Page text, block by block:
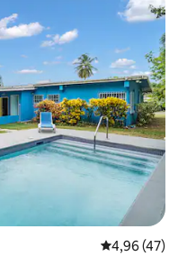
Gemiddelde
4,96 (47)